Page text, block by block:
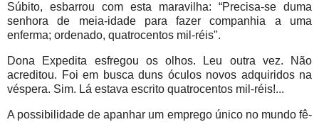
Súbito, esbarrou com esta maravilha: “Precisa-se duma
senhora de meia-idade para fazer companhia a uma
enferma; ordenado, quatrocentos mil-réis".
Dona Expedita esfregou os olhos. Leu outra vez. Não
acreditou. Foi em busca duns óculos novos adquiridos na
véspera. Sim. Lá estava escrito quatrocentos mil-réis!...
A possibilidade de apanhar um emprego único no mundo fê-